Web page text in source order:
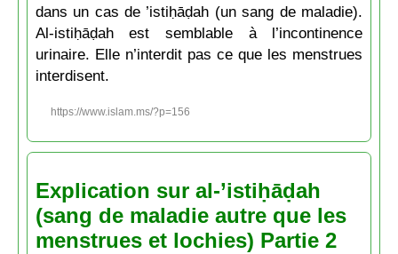
dans un cas de ’istiḥāḍah (un sang de maladie).
Al-istiḥāḍah est semblable à l’incontinence
urinaire. Elle n’interdit pas ce que les menstrues
interdisent.
https://www.islam.ms/?p=156
Explication sur al-’istiḥāḍah
(sang de maladie autre que les
menstrues et lochies) Partie 2